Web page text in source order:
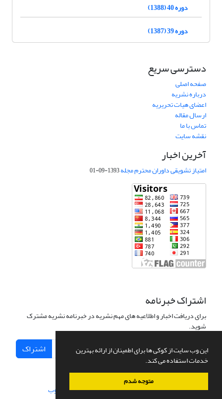
این وب سایت از کوکی ها برای اطمینان از ارائه بهترین
خدمات استفاده می کند.
متوجه شدم
دوره 40 (1388)
دوره 39 (1387)
دسترسی سریع
صفحه اصلی
درباره نشریه
اعضای هیات تحریریه
ارسال مقاله
تماس با ما
نقشه سایت
آخرین اخبار
امتیاز تشویقی داوران محترم مجله1393-09-01
اشتراک خبرنامه
برای دریافت اخبار و اطلاعیه های مهم نشریه در خبرنامه نشریه مشترک
شوید.
اشتراک
سامانه مدیریت نشریات علمی.طراحی و پیاده سازی از سیناوب